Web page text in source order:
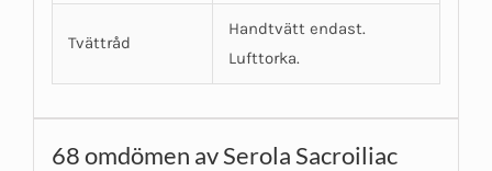
Tvättråd
Handtvätt endast.
Lufttorka.
68 omdömen avSerola Sacroiliac